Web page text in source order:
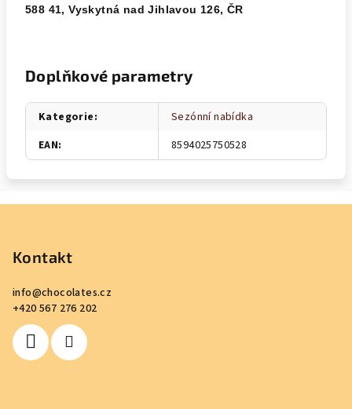
588 41, Vyskytná nad Jihlavou 126, ČR
Doplňkové parametry
Kategorie:
Sezónní nabídka
EAN: 8594025750528
Kontakt
info@chocolates.cz
+420 567 276 202